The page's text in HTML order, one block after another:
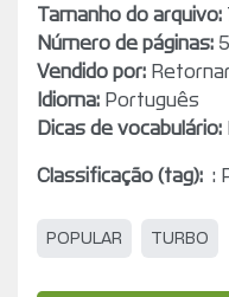
Tamanho do arquivo:
Número de páginas:
Vendido por:
Idioma: Português
Dicas de vocabulário:
Classificação (tag): :
POPULAR TURBO